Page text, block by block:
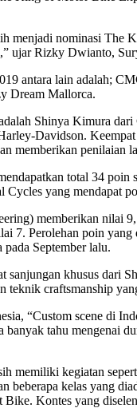
nominasi The
ujar Rizky Dwianto,
antara lain adalah;
Dream Mallorca.
Shinya Kimura
Davidson.
memberikan penilaian
total 34
yang mendapat
memberikan
7. Perolehan poin
September lalu.
khusus dari
teknik craftsmanship
“Custom scene di
tahu mengenai
memiliki kegiatan
beberapa kelas yang
Kontes yang